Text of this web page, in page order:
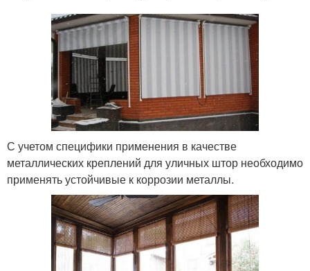
С учетом специфики применения в качестве
металлических креплений для уличных штор необходимо
применять устойчивые к коррозии металлы.